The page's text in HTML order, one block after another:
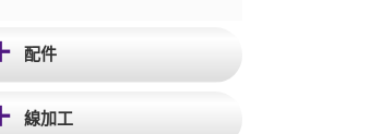
配件
線加工